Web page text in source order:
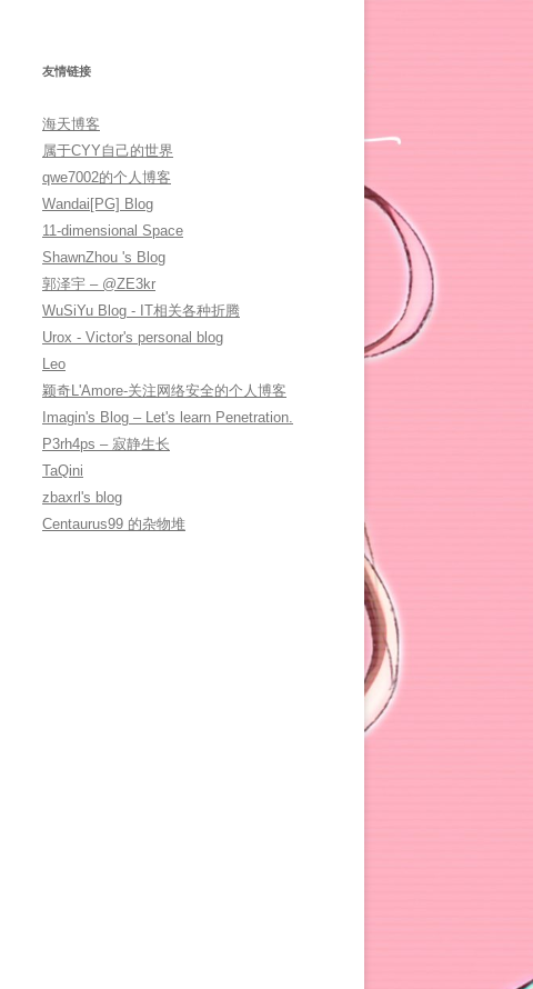
友情链接
海天博客
属于CYY自己的世界
qwe7002的个人博客
Wandai[PG] Blog
11-dimensional Space
ShawnZhou 's Blog
郭泽宇 – @ZE3kr
WuSiYu Blog - IT相关各种折腾
Urox - Victor's personal blog
Leo
颖奇L'Amore-关注网络安全的个人博客
Imagin's Blog – Let's learn Penetration.
P3rh4ps – 寂静生长
TaQini
zbaxrl's blog
Centaurus99 的杂物堆